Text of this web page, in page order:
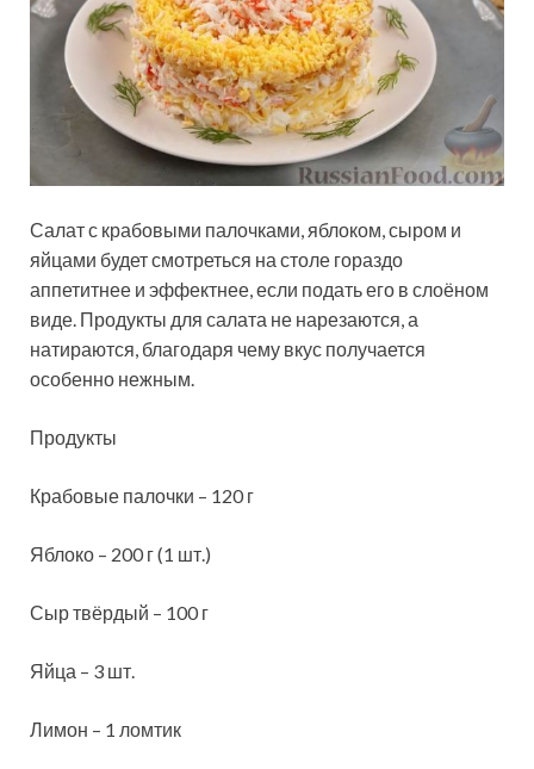
Салат с крабовыми палочками, яблоком, сыром и
яйцами будет смотреться на столе гораздо
аппетитнее и эффектнее, если подать его в слоёном
виде. Продукты для салата не нарезаются, а
натираются, благодаря чему вкус получается
особенно нежным.
Продукты
Крабовые палочки – 120 г
Яблоко – 200 г (1 шт.)
Сыр твёрдый – 100 г
Яйца – 3 шт.
Лимон – 1 ломтик